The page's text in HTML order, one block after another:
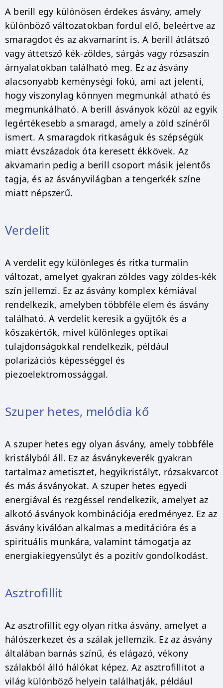
A berill egy különösen érdekes ásvány, amely
különböző változatokban fordul elő, beleértve az
smaragdot és az akvamarint is. A berill átlátszó
vagy áttetsző kék-zöldes, sárgás vagy rózsaszín
árnyalatokban található meg. Ez az ásvány
alacsonyabb keménységi fokú, ami azt jelenti,
hogy viszonylag könnyen megmunkál atható és
megmunkálható. A berill ásványok közül az egyik
legértékesebb a smaragd, amely a zöld színéről
ismert. A smaragdok ritkaságuk és szépségük
miatt évszázadok óta keresett ékkövek. Az
akvamarin pedig a berill csoport másik jelentős
tagja, és az ásványvilágban a tengerkék színe
miatt népszerű.
Verdelit
A verdelit egy különleges és ritka turmalin
változat, amelyet gyakran zöldes vagy zöldes-kék
szín jellemzi. Ez az ásvány komplex kémiával
rendelkezik, amelyben többféle elem és ásvány
található. A verdelit keresik a gyűjtők és a
kőszakértők, mivel különleges optikai
tulajdonságokkal rendelkezik, például
polarizációs képességgel és
piezoelektromossággal.
Szuper hetes, melódia kő
A szuper hetes egy olyan ásvány, amely többféle
kristályból áll. Ez az ásványkeverék gyakran
tartalmaz ametisztet, hegyikristályt, rózsakvarcot
és más ásványokat. A szuper hetes egyedi
energiával és rezgéssel rendelkezik, amelyet az
alkotó ásványok kombinációja eredményez. Ez az
ásvány kiválóan alkalmas a meditációra és a
spirituális munkára, valamint támogatja az
energiakiegyensúlyt és a pozitív gondolkodást.
Asztrofillit
Az asztrofillit egy olyan ritka ásvány, amelyet a
hálószerkezet és a szálak jellemzik. Ez az ásvány
általában barnás színű, és elágazó, vékony
szálakból álló hálókat képez. Az asztrofillitot a
világ különböző helyein találhatják, például